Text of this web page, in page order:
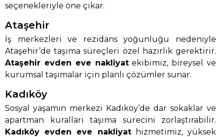
seçenekleriyle öne çıkar.
Ataşehir
İş merkezleri ve rezidans yoğunluğu nedeniyle
Ataşehir’de taşıma süreçleri özel hazırlık gerektirir.
Ataşehir evden eve nakliyatekibimiz, bireysel ve
kurumsal taşımalar için planlı çözümler sunar.
Kadıköy
Sosyal yaşamın merkezi Kadıköy’de dar sokaklar ve
apartman kuralları taşıma sürecini zorlaştırabilir.
Kadıköy evden eve nakliyathizmetimiz, yüksek